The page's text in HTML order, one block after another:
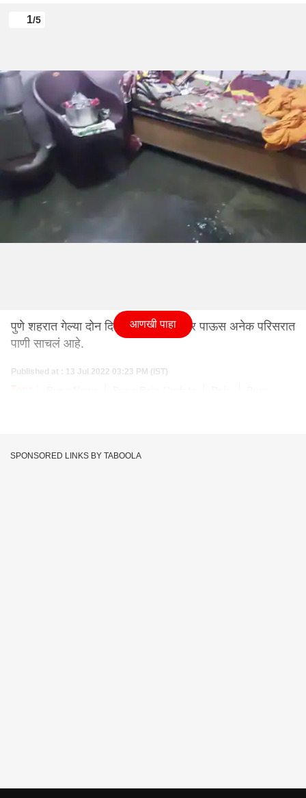
1/5
पुणे शहरात गेल्या दोन दिवसांपासून मुसळधार पाऊस अनेक परिसरात
पाणी साचलं आहे.
Published at : 13 Jul 2022 03:23 PM (IST)
आणखी पाहा
SPONSORED LINKS BY TABOOLA